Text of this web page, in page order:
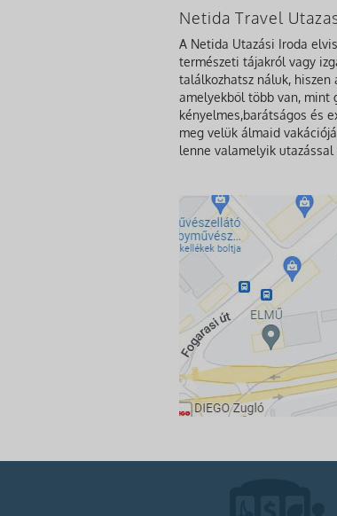
Netida Travel
A Netida Utazási Iroda
természeti tájakról vagy
találkozhatsz náluk,
amelyekből több van, mint
kényelmes,barátságos és
meg velük álmaid
lenne valamelyik